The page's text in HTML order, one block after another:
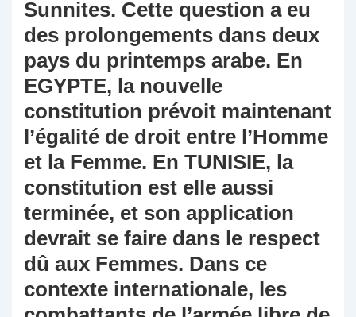
Sunnites. Cette question a eu
des prolongements dans deux
pays du printemps arabe. En
EGYPTE, la nouvelle
constitution prévoit maintenant
l’égalité de droit entre l’Homme
et la Femme. En TUNISIE, la
constitution est elle aussi
terminée, et son application
devrait se faire dans le respect
dû aux Femmes. Dans ce
contexte internationale, les